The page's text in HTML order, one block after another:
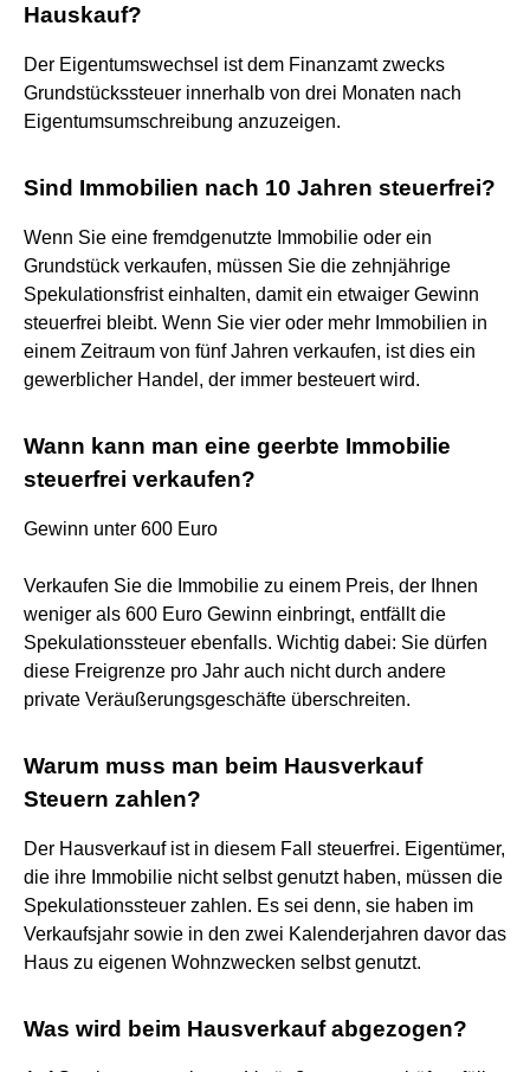
Hauskauf?
Der Eigentumswechsel ist dem Finanzamt zwecks
Grundstückssteuer innerhalb von drei Monaten nach
Eigentumsumschreibung anzuzeigen.
Sind Immobilien nach 10 Jahren steuerfrei?
Wenn Sie eine fremdgenutzte Immobilie oder ein
Grundstück verkaufen, müssen Sie die zehnjährige
Spekulationsfrist einhalten, damit ein etwaiger Gewinn
steuerfrei bleibt. Wenn Sie vier oder mehr Immobilien in
einem Zeitraum von fünf Jahren verkaufen, ist dies ein
gewerblicher Handel, der immer besteuert wird.
Wann kann man eine geerbte Immobilie
steuerfrei verkaufen?
Gewinn unter 600 Euro
Verkaufen Sie die Immobilie zu einem Preis, der Ihnen
weniger als 600 Euro Gewinn einbringt, entfällt die
Spekulationssteuer ebenfalls. Wichtig dabei: Sie dürfen
diese Freigrenze pro Jahr auch nicht durch andere
private Veräußerungsgeschäfte überschreiten.
Warum muss man beim Hausverkauf
Steuern zahlen?
Der Hausverkauf ist in diesem Fall steuerfrei. Eigentümer,
die ihre Immobilie nicht selbst genutzt haben, müssen die
Spekulationssteuer zahlen. Es sei denn, sie haben im
Verkaufsjahr sowie in den zwei Kalenderjahren davor das
Haus zu eigenen Wohnzwecken selbst genutzt.
Was wird beim Hausverkauf abgezogen?